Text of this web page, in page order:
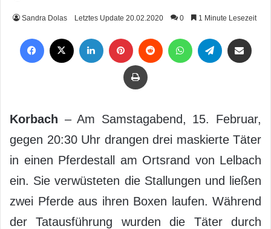
Sandra Dolas Letztes Update 20.02.2020 0 1 Minute Lesezeit
Drucken
Korbach – Am Samstagabend, 15. Februar,
gegen 20:30 Uhr drangen drei maskierte Täter
in einen Pferdestall am Ortsrand von Lelbach
ein. Sie verwüsteten die Stallungen und ließen
zwei Pferde aus ihren Boxen laufen. Während
der Tatausführung wurden die Täter durch